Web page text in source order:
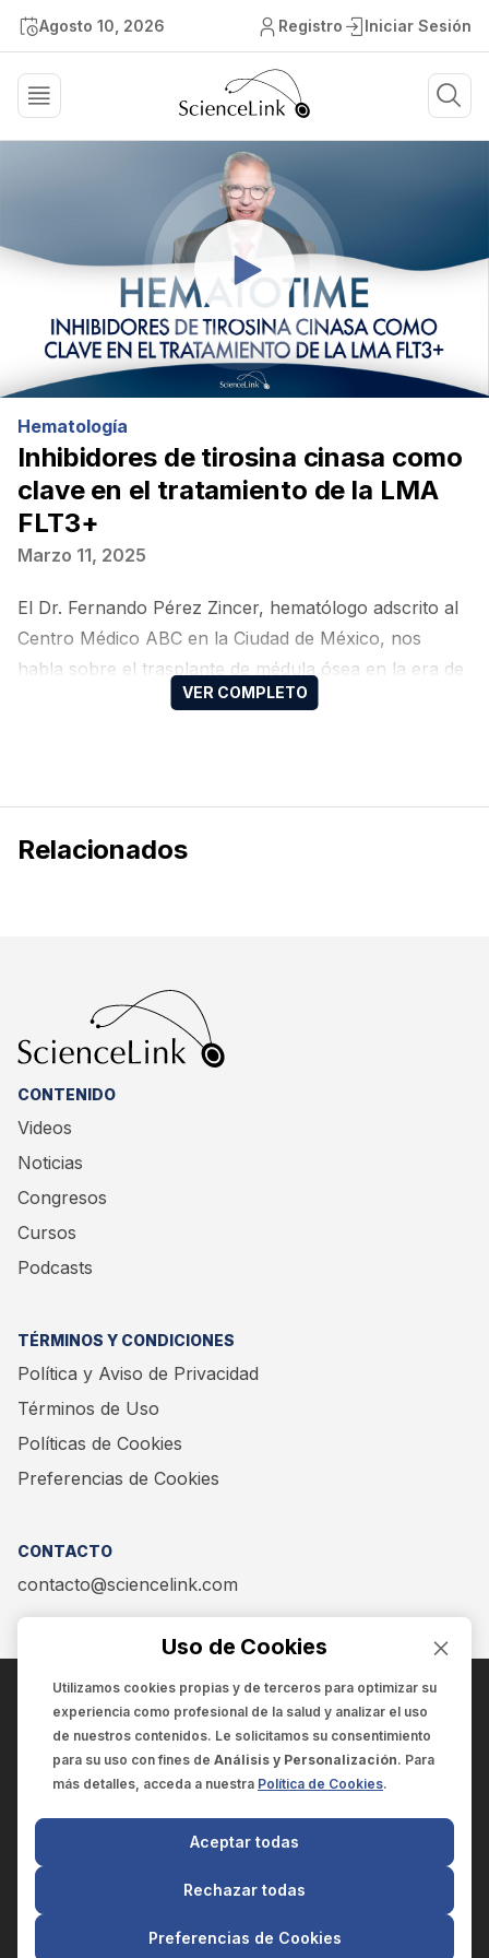
Agosto 10, 2026 Registro Iniciar Sesión
Hematología
Inhibidores de tirosina cinasa como
clave en el tratamiento de la LMA
FLT3+
Marzo 11, 2025
El Dr. Fernando Pérez Zincer, hematólogo adscrito al
Centro Médico ABC en la Ciudad de México, nos
habla sobre el trasplante de médula ósea en la era de
la terapia dirigida para la leucemia mieloide aguda.
Relacionados
CONTENIDO
Videos
Noticias
Congresos
Cursos
Podcasts
TÉRMINOS Y CONDICIONES
Política y Aviso de Privacidad
Términos de Uso
Políticas de Cookies
Preferencias de Cookies
CONTACTO
contacto@sciencelink.com
ENCUÉNTRANOS EN:
SCIENCELINK
SCILINK COMUNICACIÓN CIENTÍFICA SC
El contenido y la información de este sitio web es exclusivo
para profesionales de la salud.
Uso de Cookies
Utilizamos cookies propias y de terceros para optimizar su
experiencia como profesional de la salud y analizar el uso
de nuestros contenidos. Le solicitamos su consentimiento
para su uso con fines de Análisis y Personalización. Para
más detalles, acceda a nuestra Política de Cookies.
Preferencias de Cookies
Rechazar todas
Aceptar todas